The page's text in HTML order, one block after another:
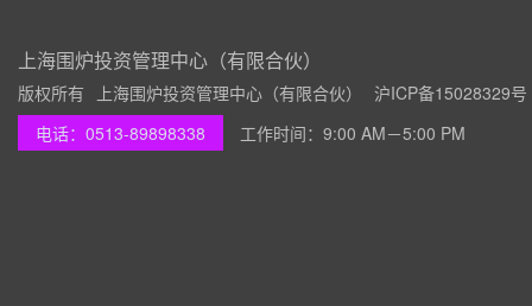
上海围炉投资管理中心（有限合伙）
版权所有 上海围炉投资管理中心（有限合伙）
沪ICP备15028329号
电话：0513-89898338
工作时间：9:00 AM－5:00 PM